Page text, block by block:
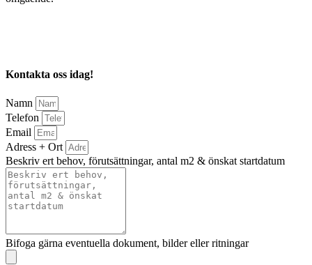
Kontakta oss idag!
Namn
Telefon
Email
Adress + Ort
Beskriv ert behov, förutsättningar, antal m2 & önskat startdatum
Bifoga gärna eventuella dokument, bilder eller ritningar